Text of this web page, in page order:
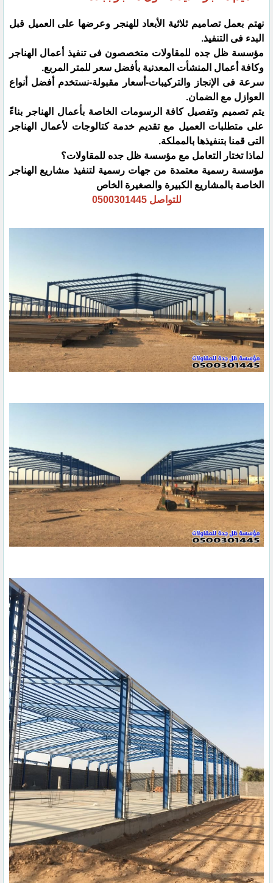
نهتم بعمل تصاميم ثلاثية الأبعاد للهنجر وعرضها على العميل قبل
البدء فى التنفيذ.
مؤسسة ظل جده للمقاولات متخصصون فى تنفيذ أعمال الهناجر
وكافة أعمال المنشأت المعدنية بأفضل سعر للمتر المربع.
سرعة فى الإنجاز والتركيبات-أسعار مقبولة-نستخدم أفضل أنواع
العوازل مع الضمان.
يتم تصميم وتفصيل كافة الرسومات الخاصة بأعمال الهناجر بناءً
على متطلبات العميل مع تقديم خدمة كتالوجات لأعمال الهناجر
‏التى قمنا بتنفيذها بالمملكة.‏
لماذا تختار التعامل مع مؤسسة ظل جده للمقاولات؟
مؤسسة رسمية معتمدة من جهات رسمية لتنفيذ مشاريع الهناجر
الخاصة بالمشاريع الكبيرة والصغيرة الخاص
للتواصل 0500301445